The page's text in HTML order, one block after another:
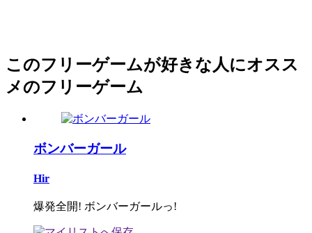
このフリーゲームが好きな人にオスス
メのフリーゲーム
ボンバーガール
Hir
爆発全開! ボンバーガールっ!